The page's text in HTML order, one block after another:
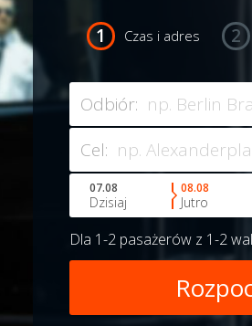
Czas i adres
Odbiór:
Cel:
07.08
Dzisiaj
08.08
Jutro
Dla 1-2 pasażerów z 1-2